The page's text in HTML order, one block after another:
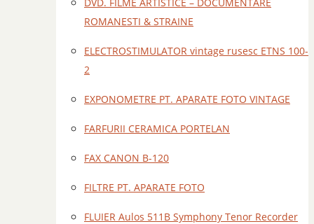
ROMANESTI & STRAINE
ELECTROSTIMULATOR vintage rusesc ETNS 100-
2
EXPONOMETRE PT. APARATE FOTO VINTAGE
FARFURII CERAMICA PORTELAN
FAX CANON B-120
FILTRE PT. APARATE FOTO
FLUIER Aulos 511B Symphony Tenor Recorder